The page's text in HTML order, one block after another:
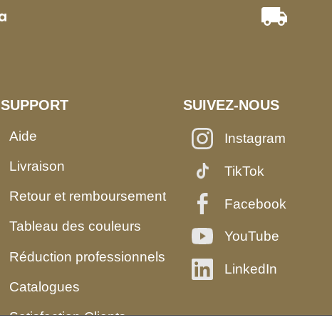
SUPPORT
Aide
Livraison
Retour et remboursement
Tableau des couleurs
Réduction professionnels
Catalogues
Satisfaction Clients
SUIVEZ-NOUS
Instagram
TikTok
Facebook
YouTube
LinkedIn